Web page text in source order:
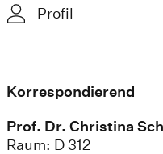
Profil
Korrespondierend
Prof. Dr. Christina
Raum: D 312